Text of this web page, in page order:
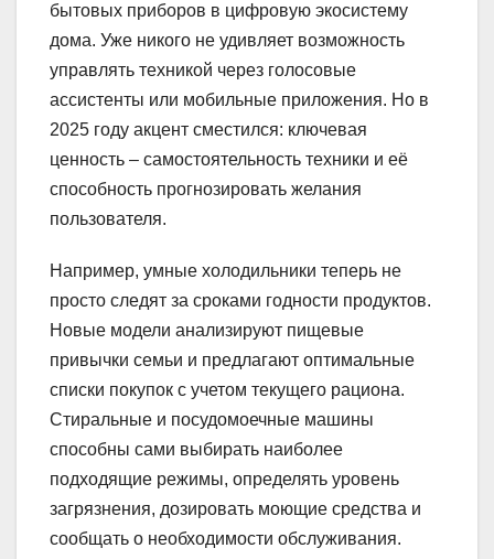
бытовых приборов в цифровую экосистему
дома. Уже никого не удивляет возможность
управлять техникой через голосовые
ассистенты или мобильные приложения. Но в
2025 году акцент сместился: ключевая
ценность – самостоятельность техники и её
способность прогнозировать желания
пользователя.
Например, умные холодильники теперь не
просто следят за сроками годности продуктов.
Новые модели анализируют пищевые
привычки семьи и предлагают оптимальные
списки покупок с учетом текущего рациона.
Стиральные и посудомоечные машины
способны сами выбирать наиболее
подходящие режимы, определять уровень
загрязнения, дозировать моющие средства и
сообщать о необходимости обслуживания.